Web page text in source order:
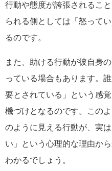
行動や態度が誇張されるこ
られる側としては「怒って
るのです。
また、助ける行動が彼自身
っている場合もあります。
要とされている」という感
機づけとなるのです。この
のように見える行動が、実
い」という心理的な理由か
わかるでしょう。